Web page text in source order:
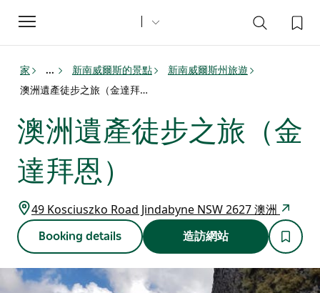
Toggle
navigation
家 ... 新南威爾斯的景點
新南威爾斯州旅遊
澳洲遺產徒步之旅（金達拜恩）
澳洲遺產徒步之旅（金
達拜恩）
49 Kosciuszko Road Jindabyne NSW 2627 澳洲
Booking details 造訪網站